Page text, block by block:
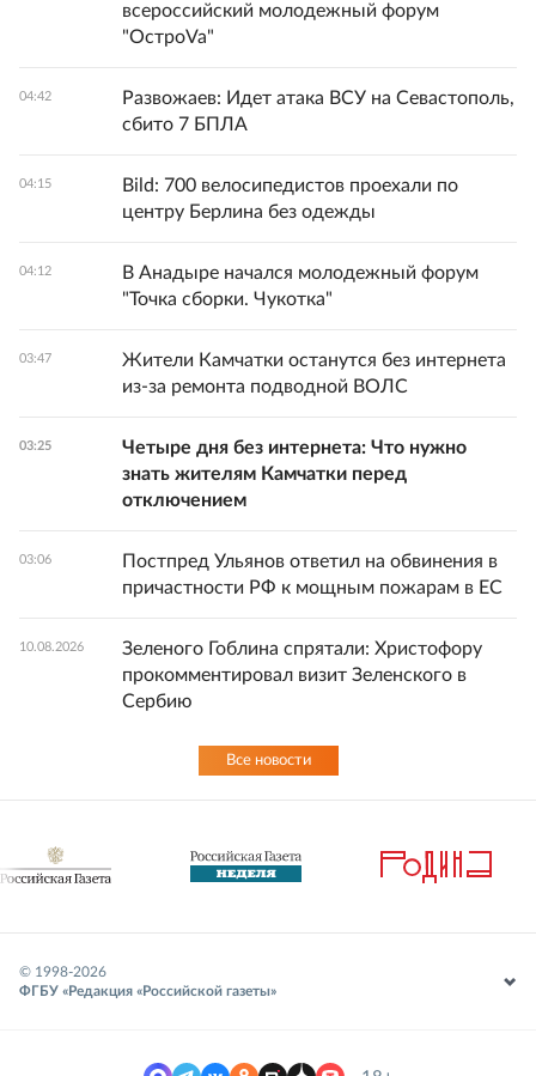
всероссийский молодежный форум
"ОстроVa"
04:42
Развожаев: Идет атака ВСУ на Севастополь,
сбито 7 БПЛА
04:15
Bild: 700 велосипедистов проехали по
центру Берлина без одежды
04:12
В Анадыре начался молодежный форум
"Точка сборки. Чукотка"
03:47
Жители Камчатки останутся без интернета
из-за ремонта подводной ВОЛС
03:25
Четыре дня без интернета: Что нужно
знать жителям Камчатки перед
отключением
03:06
Постпред Ульянов ответил на обвинения в
причастности РФ к мощным пожарам в ЕС
10.08.2026
Зеленого Гоблина спрятали: Христофору
прокомментировал визит Зеленского в
Сербию
Все новости
© 1998-2026
ФГБУ «Редакция «Российской газеты»